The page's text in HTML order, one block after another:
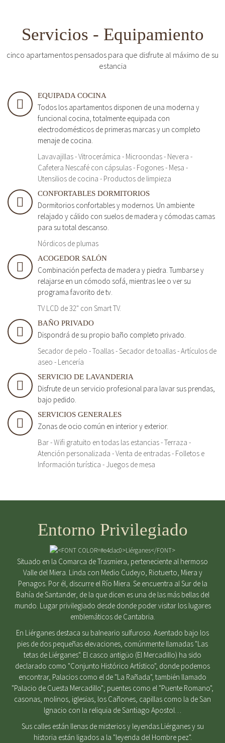
Servicios - Equipamiento
cinco apartamentos pensados para que disfrute al máximo de su
estancia
EQUIPADA COCINA
Todos los apartamentos disponen de una moderna y
funcional cocina, totalmente equipada con
electrodomésticos de primeras marcas y un completo
menaje de cocina.
Lavavajillas - Vitrocerámica - Microondas - Nevera -
Cafetera Nescafé con cápsulas - Fogones - Mesa -
Utensilios de cocina - Productos de limpieza
CONFORTABLES DORMITORIOS
Dormitorios confortables y modernos. Un ambiente
relajado y cálido con suelos de madera y cómodas camas
para su total descanso.
Nórdicos de plumas
ACOGEDOR SALÓN
Combinación perfecta de madera y piedra. Tumbarse y
relajarse en un cómodo sofá, mientras lee o ver su
programa favorito de tv.
TV LCD de 32" con Smart TV.
BAÑO PRIVADO
Dispondrá de su propio baño completo privado.
Secador de pelo - Toallas - Secador de toallas - Artículos de
aseo - Lencería
SERVICIO DE LAVANDERIA
Disfrute de un servicio profesional para lavar sus prendas,
bajo pedido.
SERVICIOS GENERALES
Zonas de ocio común en interior y exterior.
Bar - Wifi gratuito en todas las estancias - Terraza -
Atención personalizada - Venta de entradas - Folletos e
Información turística - Juegos de mesa
Entorno Privilegiado
Situado en la Comarca de Trasmiera, perteneciente al hermoso
Valle del Miera. Linda con Medio Cudeyo, Riotuerto, Miera y
Penagos. Por él, discurre el Río Miera. Se encuentra al Sur de la
Bahía de Santander, de la que dicen es una de las más bellas del
mundo. Lugar privilegiado desde donde poder visitar los lugares
emblemáticos de Cantabria.
En Liérganes destaca su balneario sulfuroso. Asentado bajo los
pies de dos pequeñas elevaciones, comúnmente llamadas "Las
tetas de Liérganes". El casco antigüo (El Mercadillo) ha sido
declarado como "Conjunto Histórico Artístico", donde podemos
encontrar, Palacios como el de "La Rañada", también llamado
"Palacio de Cuesta Mercadillo"; puentes como el "Puente Romano",
casonas, molinos, iglesias, los Cañones, capillas como la de San
Ignacio con la reliquia de Santiago Apostol…
Sus calles están llenas de misterios y leyendas.Liérganes y su
historia están ligados a la "leyenda del Hombre pez".